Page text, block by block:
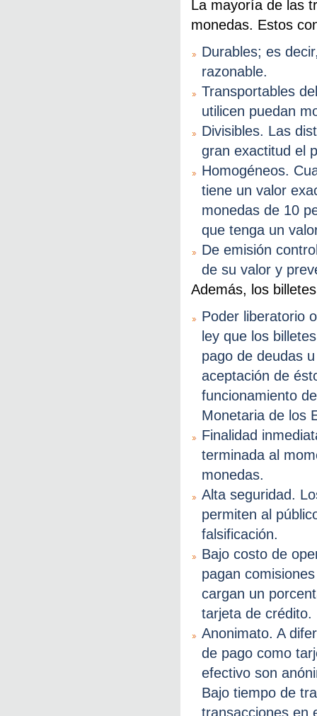
La mayoría de las
monedas. Estos
Durables; es
razonable.
Transportables
utilicen puedan
Divisibles. Las
gran exactitud el
Homogéneos.
tiene un valor
monedas de 10
que tenga un
De emisión
de su valor y
Además, los
Poder liberatorio
ley que los
pago de deudas
aceptación de
funcionamiento
Monetaria de los
Finalidad
terminada al
monedas.
Alta seguridad.
permiten al
falsificación.
Bajo costo de
pagan
cargan un
tarjeta de crédito.
Anonimato. A
de pago como
efectivo son
Bajo tiempo de
transacciones en